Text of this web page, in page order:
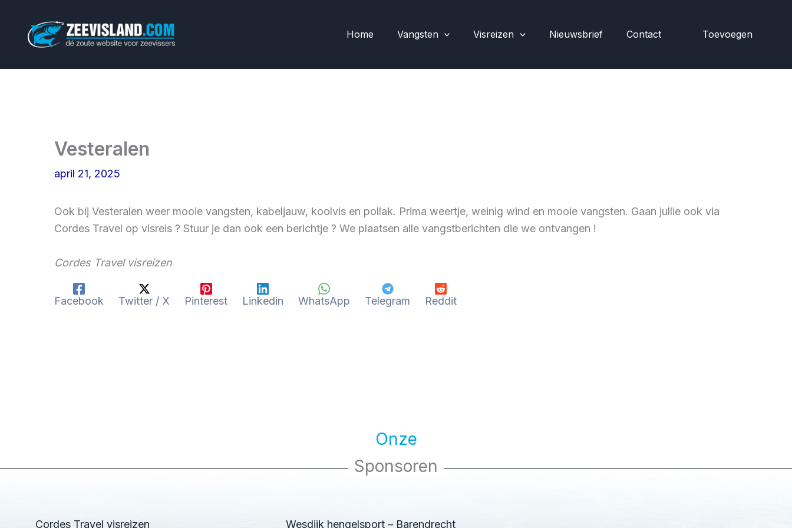
Home Vangsten Visreizen Nieuwsbrief Contact Toevoegen
Vesteralen
april 21, 2025
Ook bij Vesteralen weer mooie vangsten, kabeljauw, koolvis en pollak. Prima weertje, weinig wind en mooie vangsten. Gaan jullie ook via
Cordes Travel op visreis ? Stuur je dan ook een berichtje ? We plaatsen alle vangstberichten die we ontvangen !
Cordes Travel visreizen
Facebook Twitter / X Pinterest Linkedin WhatsApp Telegram Reddit
Onze
Sponsoren
Cordes Travel visreizen Wesdijk hengelsport – Barendrecht